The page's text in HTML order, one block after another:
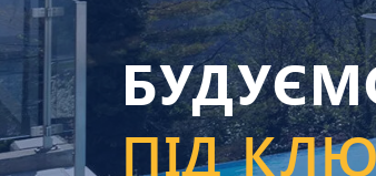
ПІД